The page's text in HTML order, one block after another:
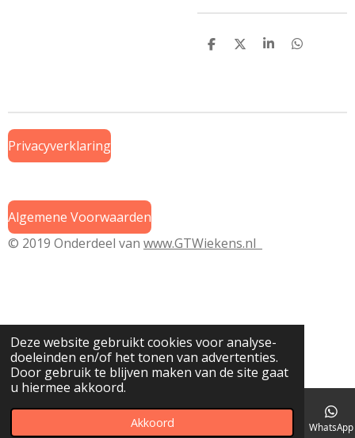
Deze website gebruikt cookies voor analyse-
doeleinden en/of het tonen van advertenties.
Door gebruik te blijven maken van de site gaat
u hiermee akkoord.
Akkoord
D
D
S
D
Privacyverklaring
Algemene Voorwaarden
© 2019 Onderdeel van www.GTWiekens.nl
Telefoonnummer WhatsApp